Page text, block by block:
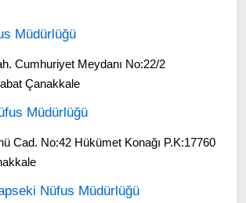
Müdürlüğü
Cumhuriyet Meydanı No:22/2
Çanakkale
Müdürlüğü
Cad. No:42 Hükümet Konağı P.K:17760
Nüfus Müdürlüğü